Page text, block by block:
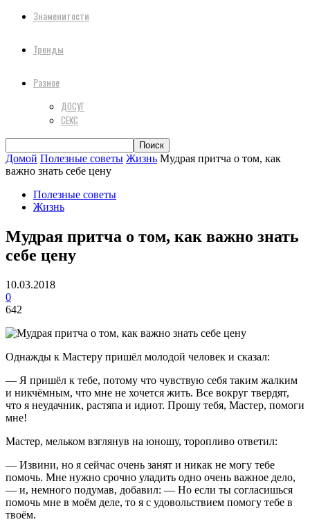
Знаменитости
Тренды
Разное
ДОСУГ
СЕКС
Домой Полезные советы Жизнь Мудрая притча о том, как
важно знать себе цену
Полезные советы
Жизнь
Мудрая притча о том, как важно знать
себе цену
10.03.2018
0
642
Однажды к Мастеру пришёл молодой человек и сказал:
— Я пришёл к тебе, потому что чувствую себя таким жалким
и никчёмным, что мне не хочется жить. Все вокруг твердят,
что я неудачник, растяпа и идиот. Прошу тебя, Мастер, помоги
мне!
Мастер, мельком взглянув на юношу, торопливо ответил:
— Извини, но я сейчас очень занят и никак не могу тебе
помочь. Мне нужно срочно уладить одно очень важное дело,
— и, немного подумав, добавил: — Но если ты согласишься
помочь мне в моём деле, то я с удовольствием помогу тебе в
твоём.